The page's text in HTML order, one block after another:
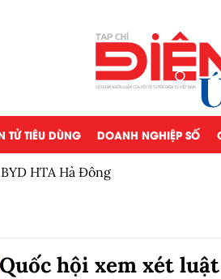
TỬ TIÊU DÙNG DOANH NGHIỆP SỐ
HTA Hà Đông
Quốc hội xem xét